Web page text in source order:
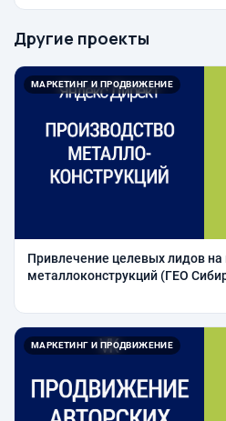
Другие проекты
МАРКЕТИНГ И ПРОДВИЖЕНИЕ
Привлечение целевых лидов на
металлоконструкций (ГЕО
МАРКЕТИНГ И ПРОДВИЖЕНИЕ